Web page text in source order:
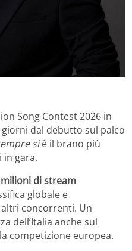
Song Contest 2026 in
dal debutto sul palco
sìè il brano più
gara.
di stream
globale e
concorrenti. Un
dell’Italia anche sul
competizione europea.